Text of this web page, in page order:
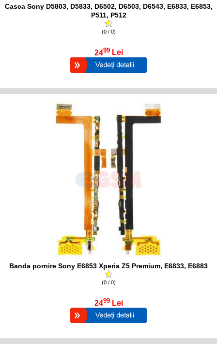
Casca Sony D5803, D5833, D6502, D6503, D6543, E6833, E6853,
P511, P512
(0 / 0)
2499 Lei
Banda pornire Sony E6853 Xperia Z5 Premium, E6833, E6883
(0 / 0)
2499 Lei